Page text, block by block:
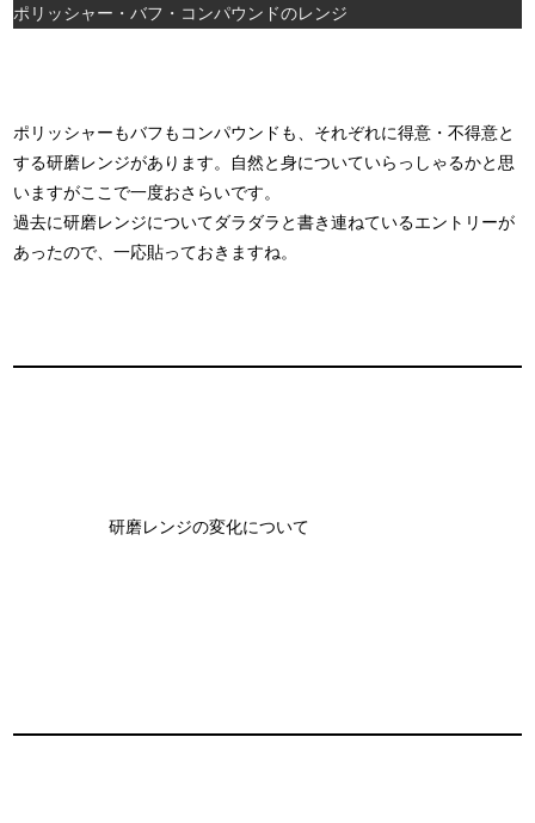
ポリッシャー・バフ・コンパウンドのレンジ
ポリッシャーもバフもコンパウンドも、それぞれに得意・不得意と
する研磨レンジがあります。自然と身についていらっしゃるかと思
いますがここで一度おさらいです。
過去に研磨レンジについてダラダラと書き連ねているエントリーが
あったので、一応貼っておきますね。
研磨レンジの変化について